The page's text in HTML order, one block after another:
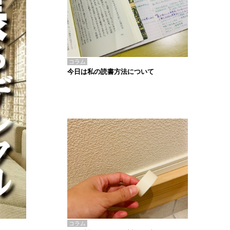
コラム
今日は私の読書方法について
コラム